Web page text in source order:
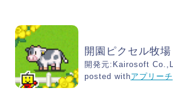
開園ピクセル牧場
開発元: Kairosoft
posted withアプリーチ